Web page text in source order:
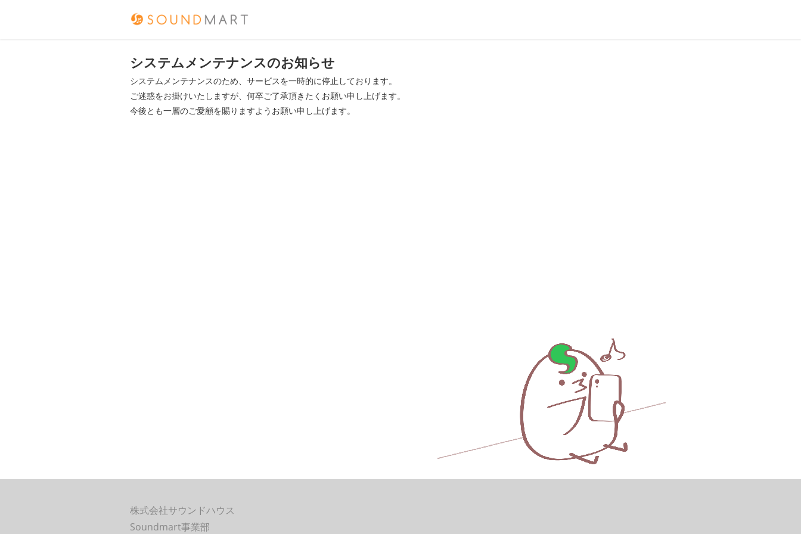
システムメンテナンスのお知らせ
システムメンテナンスのため、サービスを一時的に停止しております。
ご迷惑をお掛けいたしますが、何卒ご了承頂きたくお願い申し上げます。
今後とも一層のご愛顧を賜りますようお願い申し上げます。
株式会社サウンドハウス
Soundmart事業部